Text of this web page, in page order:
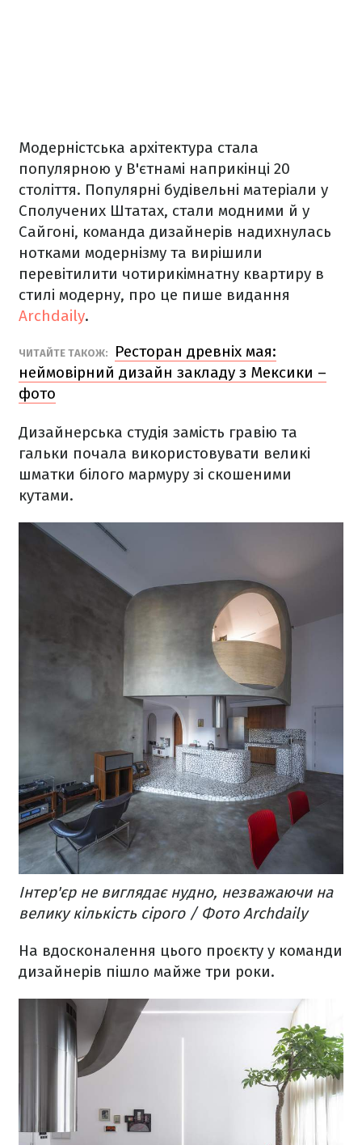
Модерністська архітектура стала
популярною у В'єтнамі наприкінці 20
століття. Популярні будівельні матеріали у
Сполучених Штатах, стали модними й у
Сайгоні, команда дизайнерів надихнулась
нотками модернізму та вирішили
перевітилити чотирикімнатну квартиру в
стилі модерну, про це пише видання
Archdaily.
ЧИТАЙТЕ ТАКОЖ:
Ресторан древніх мая:
неймовірний дизайн закладу з Мексики –
фото
Дизайнерська студія замість гравію та
гальки почала використовувати великі
шматки білого мармуру зі скошеними
кутами.
Інтер'єр не виглядає нудно, незважаючи на
велику кількість сірого / Фото Archdaily
На вдосконалення цього проєкту у команди
дизайнерів пішло майже три роки.